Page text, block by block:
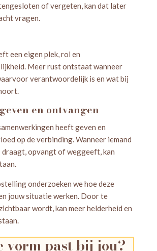
of vergeten, kan dat later
vragen.
een eigen plek, rol en
Meer rust ontstaat wanneer
verantwoordelijk is en wat bij
en ontvangen
heeft geven en
op de verbinding. Wanneer iemand
draagt, opvangt of weggeeft, kan
onderzoeken we hoe deze
jouw situatie werken. Door te
wordt, kan meer helderheid en
vorm past bij jou?